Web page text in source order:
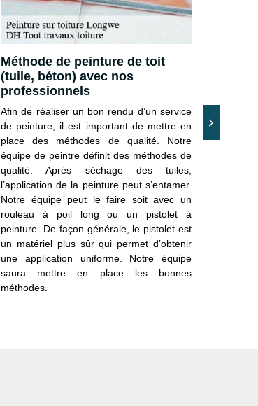
Méthode de peinture de toit
(tuile, béton) avec nos
professionnels
Afin de réaliser un bon rendu d’un service
de peinture, il est important de mettre en
place des méthodes de qualité. Notre
équipe de peintre définit des méthodes de
qualité. Après séchage des tuiles,
l’application de la peinture peut s’entamer.
Notre équipe peut le faire soit avec un
rouleau à poil long ou un pistolet à
peinture. De façon générale, le pistolet est
un matériel plus sûr qui permet d’obtenir
une application uniforme. Notre équipe
saura mettre en place les bonnes
méthodes.
toit
entreprise